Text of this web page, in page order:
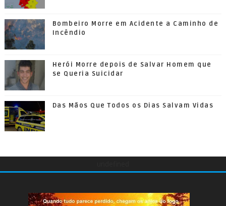
Bombeiro Morre em Acidente a Caminho de
Incêndio
Herói Morre depois de Salvar Homem que
se Queria Suicidar
Das Mãos Que Todos os Dias Salvam Vidas